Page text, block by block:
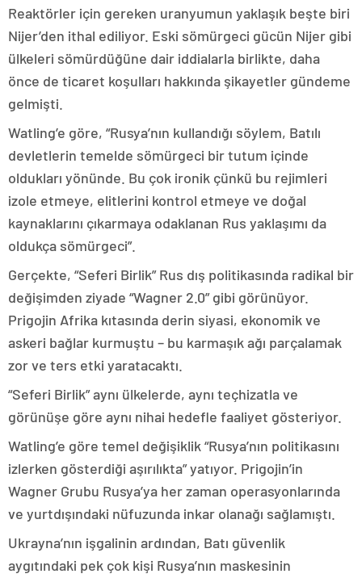
Reaktörler için gereken uranyumun yaklaşık beşte biri
Nijer’den ithal ediliyor. Eski sömürgeci gücün Nijer gibi
ülkeleri sömürdüğüne dair iddialarla birlikte, daha
önce de ticaret koşulları hakkında şikayetler gündeme
gelmişti.
Watling’e göre, “Rusya’nın kullandığı söylem, Batılı
devletlerin temelde sömürgeci bir tutum içinde
oldukları yönünde. Bu çok ironik çünkü bu rejimleri
izole etmeye, elitlerini kontrol etmeye ve doğal
kaynaklarını çıkarmaya odaklanan Rus yaklaşımı da
oldukça sömürgeci”.
Gerçekte, “Seferi Birlik” Rus dış politikasında radikal bir
değişimden ziyade “Wagner 2.0” gibi görünüyor.
Prigojin Afrika kıtasında derin siyasi, ekonomik ve
askeri bağlar kurmuştu – bu karmaşık ağı parçalamak
zor ve ters etki yaratacaktı.
“Seferi Birlik” aynı ülkelerde, aynı teçhizatla ve
görünüşe göre aynı nihai hedefle faaliyet gösteriyor.
Watling’e göre temel değişiklik “Rusya’nın politikasını
izlerken gösterdiği aşırılıkta” yatıyor. Prigojin’in
Wagner Grubu Rusya’ya her zaman operasyonlarında
ve yurtdışındaki nüfuzunda inkar olanağı sağlamıştı.
Ukrayna’nın işgalinin ardından, Batı güvenlik
aygıtındaki pek çok kişi Rusya’nın maskesinin